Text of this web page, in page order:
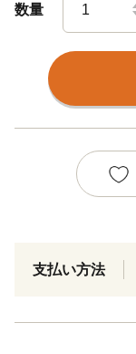
数量
支払い方法